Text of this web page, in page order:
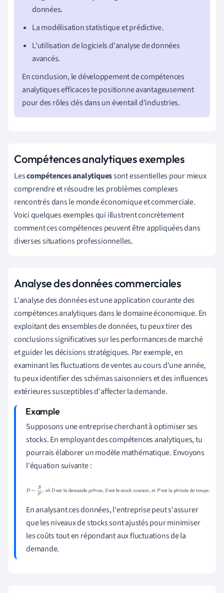
données.
La modélisation statistique et prédictive.
L'utilisation de logiciels d'analyse de données
avancés.
En conclusion, le développement de compétences
analytiques efficaces te positionne avantageusement
pour des rôles clés dans un éventail d'industries.
Compétences analytiques exemples
Lescompétences analytiquessont essentielles pour mieux
comprendre et résoudre les problèmes complexes
rencontrés dans le monde économique et commerciale.
Voici quelques exemples qui illustrent concrètement
comment ces compétences peuvent être appliquées dans
diverses situations professionnelles.
Analyse des données commerciales
L'analyse des données est une application courante des
compétences analytiques dans le domaine économique. En
exploitant des ensembles de données, tu peux tirer des
conclusions significatives sur les performances de marché
et guider les décisions stratégiques. Par exemple, en
examinant les fluctuations de ventes au cours d'une année,
tu peux identifier des schémas saisonniers et des influences
extérieures susceptibles d'affecter la demande.
Supposons une entreprise cherchant à optimiser ses
stocks. En employant des compétences analytiques, tu
pourrais élaborer un modèle mathématique. Envoyons
l'équation suivante :
ù é é
D=S P,oùDest la demande prévue,Sest le stock courant,
En analysant ces données, l'entreprise peut s'assurer
que les niveaux de stocks sont ajustés pour minimiser
les coûts tout en répondant aux fluctuations de la
demande.